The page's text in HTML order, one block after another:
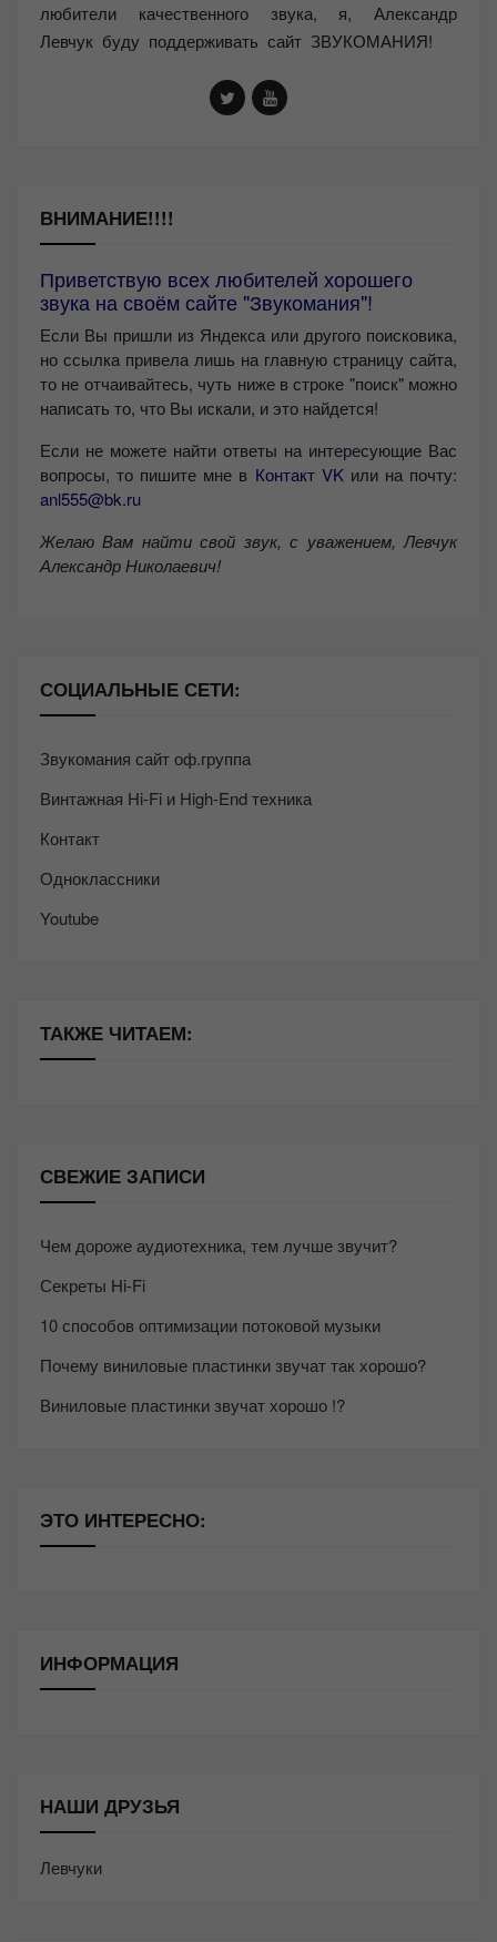
любители качественного звука, я, Александр
Левчук буду поддерживать сайт ЗВУКОМАНИЯ!
ВНИМАНИЕ!!!!
Приветствую всех любителей хорошего
звука на своём сайте "Звукомания"!
Если Вы пришли из Яндекса или другого поисковика,
но ссылка привела лишь на главную страницу сайта,
то не отчаивайтесь, чуть ниже в строке "поиск" можно
написать то, что Вы искали, и это найдется!
Если не можете найти ответы на интересующие Вас
вопросы, то пишите мне в Контакт VKили на почту:
anl555@bk.ru
Желаю Вам найти свой звук, с уважением, Левчук
Александр Николаевич!
СОЦИАЛЬНЫЕ СЕТИ:
Звукомания сайт оф.группа
Винтажная Hi-Fi и High-End техника
Контакт
Одноклассники
Youtube
ТАКЖЕ ЧИТАЕМ:
СВЕЖИЕ ЗАПИСИ
Чем дороже аудиотехника, тем лучше звучит?
Секреты Hi-Fi
10 способов оптимизации потоковой музыки
Почему виниловые пластинки звучат так хорошо?
Виниловые пластинки звучат хорошо !?
ЭТО ИНТЕРЕСНО:
ИНФОРМАЦИЯ
НАШИ ДРУЗЬЯ
Левчуки